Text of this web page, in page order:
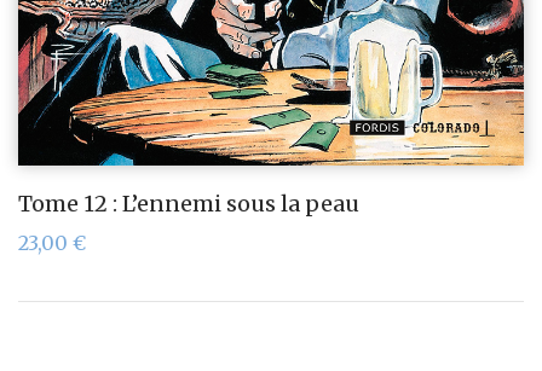
Tome 12 : L’ennemi sous la peau
23,00 €